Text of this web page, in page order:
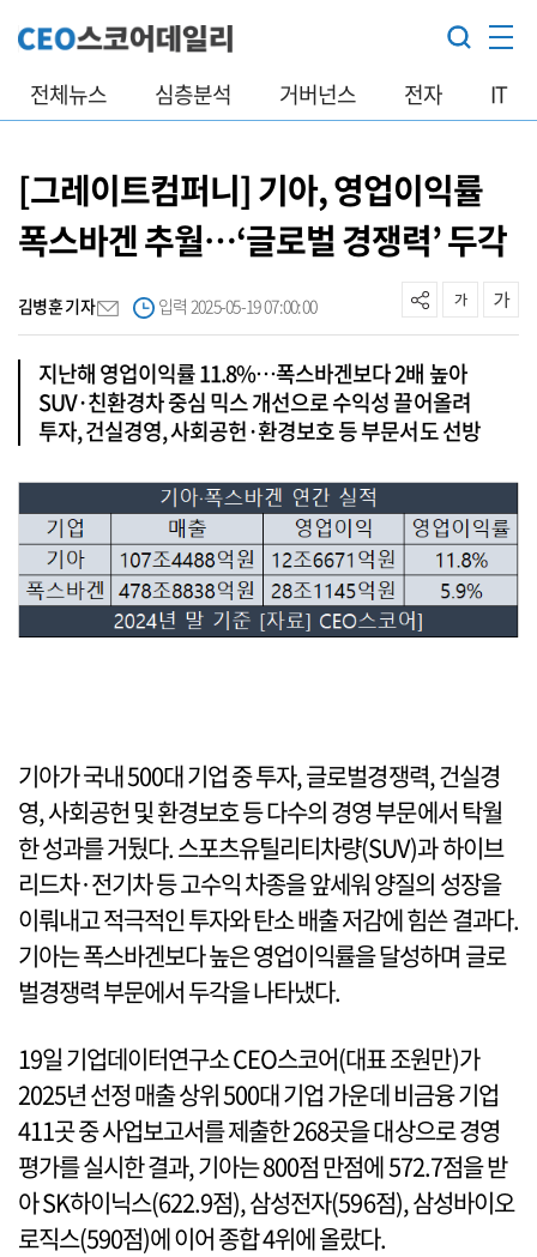
전체뉴스 심층분석 거버넌스 전자 IT
[그레이트컴퍼니] 기아, 영업이익률
폭스바겐 추월…‘글로벌 경쟁력’ 두각
김병훈 기자 입력 2025-05-19 07:00:00
지난해 영업이익률 11.8%…폭스바겐보다 2배 높아
SUV·친환경차 중심 믹스 개선으로 수익성 끌어올려
투자, 건실경영, 사회공헌·환경보호 등 부문서도 선방
기아가 국내 500대 기업 중 투자, 글로벌경쟁력, 건실경
영, 사회공헌 및 환경보호 등 다수의 경영 부문에서 탁월
한 성과를 거뒀다. 스포츠유틸리티차량(SUV)과 하이브
리드차·전기차 등 고수익 차종을 앞세워 양질의 성장을
이뤄내고 적극적인 투자와 탄소 배출 저감에 힘쓴 결과다.
기아는 폭스바겐보다 높은 영업이익률을 달성하며 글로
벌경쟁력 부문에서 두각을 나타냈다.
19일 기업데이터연구소 CEO스코어(대표 조원만)가
2025년 선정 매출 상위 500대 기업 가운데 비금융 기업
411곳 중 사업보고서를 제출한 268곳을 대상으로 경영
평가를 실시한 결과, 기아는 800점 만점에 572.7점을 받
아 SK하이닉스(622.9점), 삼성전자(596점), 삼성바이오
로직스(590점)에 이어 종합 4위에 올랐다.